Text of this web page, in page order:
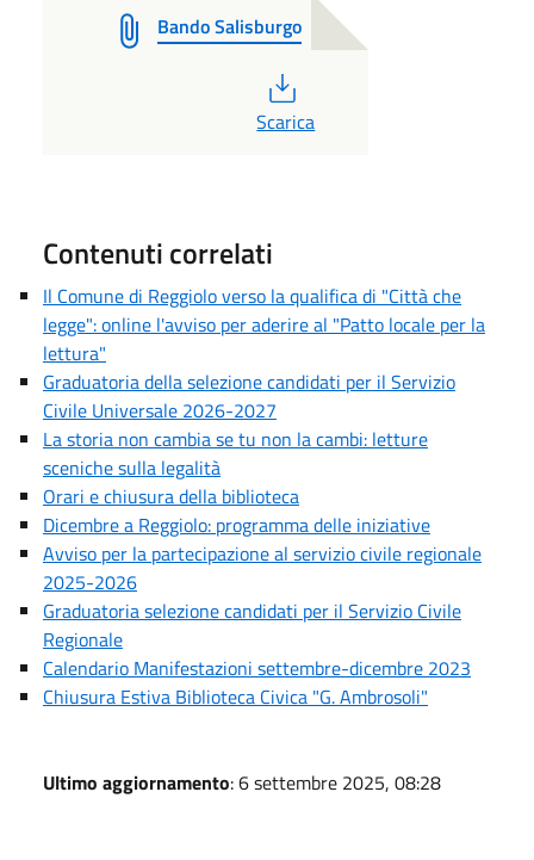
Bando Salisburgo
Scarica
Contenuti correlati
Il Comune di Reggiolo verso la qualifica di "Città che
legge": online l'avviso per aderire al "Patto locale per la
lettura"
Graduatoria della selezione candidati per il Servizio
Civile Universale 2026-2027
La storia non cambia se tu non la cambi: letture
sceniche sulla legalità
Orari e chiusura della biblioteca
Dicembre a Reggiolo: programma delle iniziative
Avviso per la partecipazione al servizio civile regionale
2025-2026
Graduatoria selezione candidati per il Servizio Civile
Regionale
Calendario Manifestazioni settembre-dicembre 2023
Chiusura Estiva Biblioteca Civica "G. Ambrosoli"
Ultimo aggiornamento: 6 settembre 2025, 08:28